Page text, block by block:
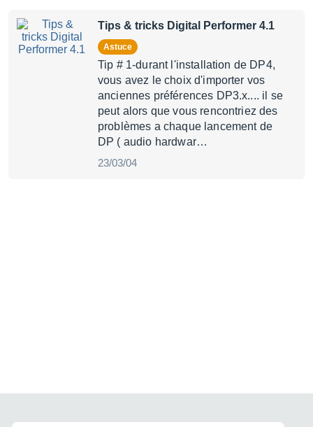
Tips & tricks Digital Performer 4.1
Astuce
Tip # 1-durant l'installation de DP4,
vous avez le choix d'importer vos
anciennes préférences DP3.x.... il se
peut alors que vous rencontriez des
problèmes a chaque lancement de
DP ( audio hardwar…
23/03/04